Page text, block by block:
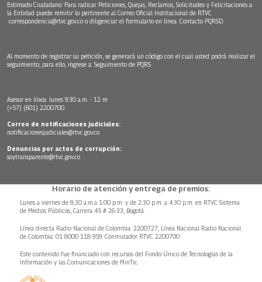
Estimado Ciudadano: Para radicar Peticiones, Quejas, Reclamos, Solicitudes y Felicitaciones a
la Entidad puede remitir lo pertinente al Correo Oficial Institucional de RTVC
correspondencia@rtvc.gov.co o diligenciar el formulario en línea: Contacto PQRSD.
Al momento de registrar su petición, se generará un código con el cual usted podrá realizar el
seguimiento, para ello, ingrese a: Seguimiento de PQRS
Asesor en línea: lunes 9:30 a.m. - 12 m
(+57) (601) 2200700
Correo de notificaciones judiciales:
notificacionesjudiciales@rtvc.gov.co
Denuncias por actos de corrupción:
soytransparente@rtvc.gov.co
Horario de atención y entrega de premios:
Lunes a viernes de 8:30 a.m.a 1:00 p.m. y de 2:30 p.m. a 4:30 p.m. en RTVC Sistema
de Medios Públicos, Carrera 45 # 26-33, Bogotá.
Línea directa Radio Nacional de Colombia: 2200727, Línea Nacional Radio Nacional
de Colombia: 01 8000 118 959. Conmutador RTVC 2200700
Este contenido fue financiado con recursos del Fondo Único de Tecnologías de la
Información y las Comunicaciones de MinTic.